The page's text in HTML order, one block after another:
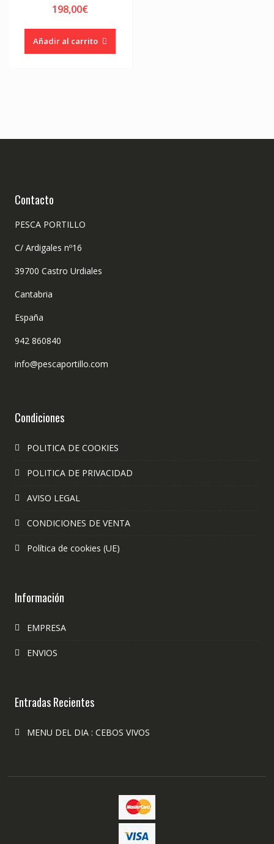
198,00€
Añadir al carrito
Contacto
PESCA PORTILLO
C/ Ardigales nº16
39700 Castro Urdiales
Cantabria
España
942 860840
info@pescaportillo.com
Condiciones
POLITICA DE COOKIES
POLITICA DE PRIVACIDAD
AVISO LEGAL
CONDICIONES DE VENTA
Política de cookies (UE)
Información
EMPRESA
ENVIOS
Entradas Recientes
MENU DEL DIA : CEBOS VIVOS